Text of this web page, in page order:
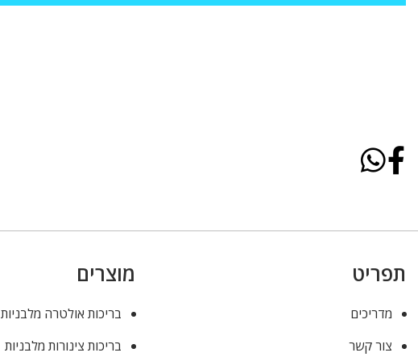
תפריט
מדריכים
צור קשר
מוצרים
בריכות אולטרה מלבניות
בריכות צינורות מלבניות